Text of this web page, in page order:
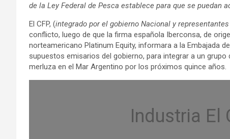
de la Ley Federal de Pesca establece para que se puedan
El CFP, (integrado por el gobierno Nacional y
conflicto, luego de que la firma española Iberconsa, de
norteamericano Platinum Equity, informara a la Embajada
supuestos emisarios del gobierno, para integrar a un
merluza en el Mar Argentino por los próximos quince años.
Industria El